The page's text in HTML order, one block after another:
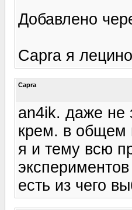
Добавлено
Capra я
Capra
an4ik. даже не
крем. в общем
я и тему всю
есть из чего